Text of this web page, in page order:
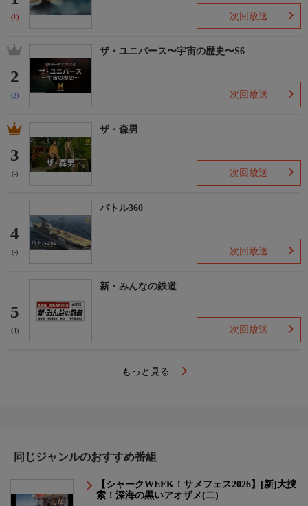
(1) 次回放送
2
(2)
ザ・ユニバース〜宇宙の歴史〜S6
次回放送
3
(-)
ザ・森男
次回放送
4
(-)
バトル360
次回放送
5
(4)
新・みんなの鉄道
次回放送
もっと見る
同じジャンルのおすすめ番組
【シャークWEEK！サメフェス2026】[新]大捜
索！深海の黒いアオザメ(二)